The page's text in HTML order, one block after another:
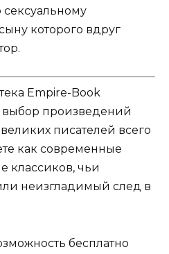
сексуальному
которого вдруг
Empire-Book
произведений
писателей всего
как современные
классиков, чьи
неизгладимый след в
бесплатно